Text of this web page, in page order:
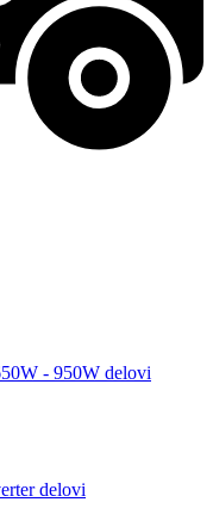
- 950W delovi
delovi